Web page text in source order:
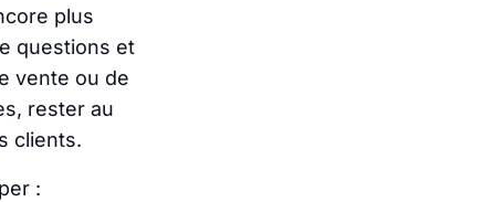
plus
questions et
vente ou de
rester au
clients.
: